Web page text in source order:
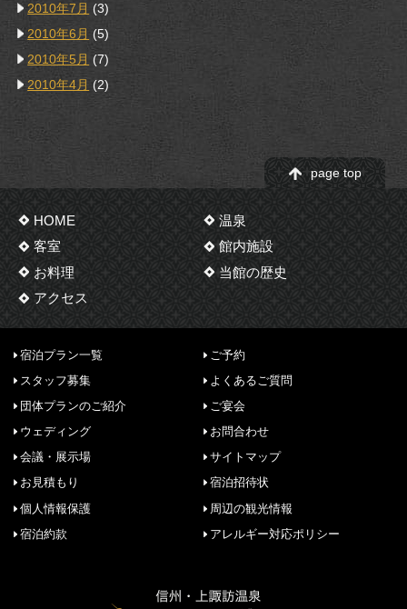
2010年7月 (3)
2010年6月 (5)
2010年5月 (7)
2010年4月 (2)
page top
HOME
温泉
客室
館内施設
お料理
当館の歴史
アクセス
宿泊プラン一覧
ご予約
スタッフ募集
よくあるご質問
団体プランのご紹介
ご宴会
ウェディング
お問合わせ
会議・展示場
サイトマップ
お見積もり
宿泊招待状
個人情報保護
周辺の観光情報
宿泊約款
アレルギー対応ポリシー